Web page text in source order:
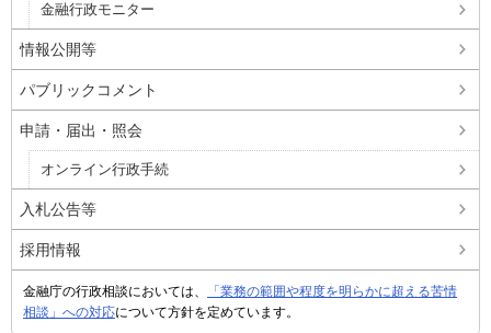
金融行政モニター
情報公開等
パブリックコメント
申請・届出・照会
オンライン行政手続
入札公告等
採用情報
金融庁の行政相談においては、
「業務の範囲や程度を明らかに超える苦情
相談」への対応について方針を定めています。